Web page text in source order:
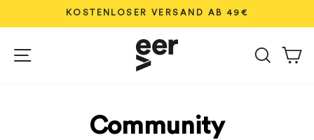
zum
Diashow
KOSTENLOSER VERSAND AB 49€
Suche
Community